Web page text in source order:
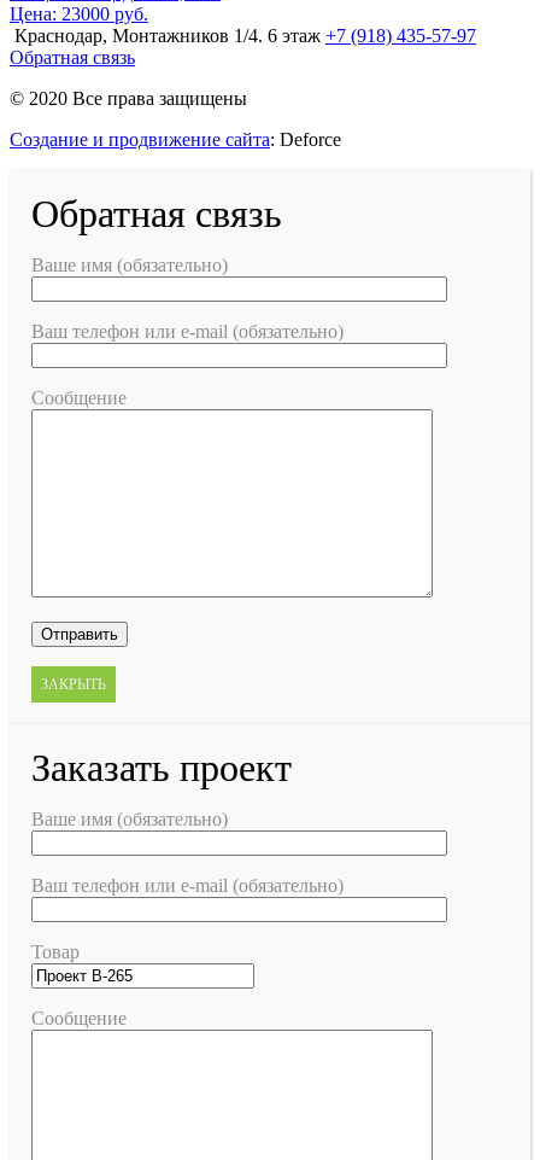
Цена: 23000 руб.
Краснодар, Монтажников 1/4. 6 этаж +7 (918) 435-57-97
Обратная связь
© 2020 Все права защищены
Создание и продвижение сайта: Deforce
Обратная связь
Ваше имя (обязательно)
Ваш телефон или e-mail (обязательно)
Сообщение
ЗАКРЫТЬ
Заказать проект
Ваше имя (обязательно)
Ваш телефон или e-mail (обязательно)
Товар
Сообщение